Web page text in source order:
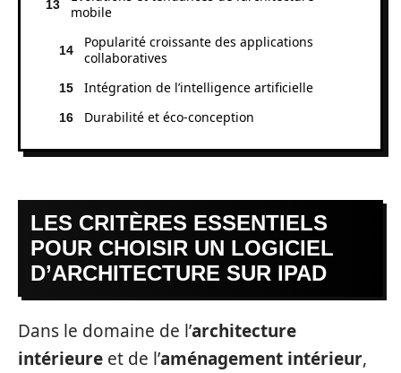
mobile
Popularité croissante des applications
collaboratives
Intégration de l’intelligence artificielle
Durabilité et éco-conception
LES CRITÈRES ESSENTIELS
POUR CHOISIR UN LOGICIEL
D’ARCHITECTURE SUR IPAD
Dans le domaine de l’architecture
intérieure et de l’aménagement intérieur,